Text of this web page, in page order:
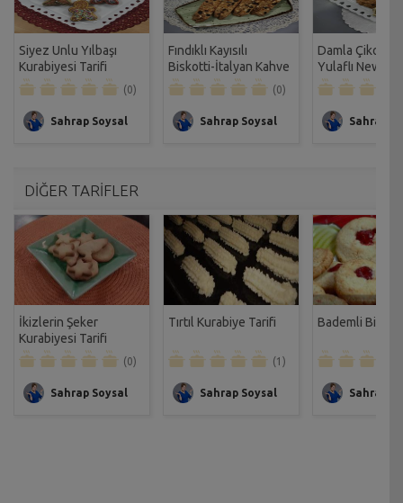
Siyez Unlu Yılbaşı
Kurabiyesi Tarifi
(0)
Sahrap Soysal
Fındıklı Kayısılı
Biskotti-İtalyan Kahve
Kurabiyesi Tarifi
(0)
Sahrap Soysal
Damla
Yulaflı New
Kurabiyesi
Sahrap
DİĞER TARİFLER
İkizlerin Şeker
Kurabiyesi Tarifi
(0)
Sahrap Soysal
Tırtıl Kurabiye Tarifi
(1)
Sahrap Soysal
Bademli
Sahrap